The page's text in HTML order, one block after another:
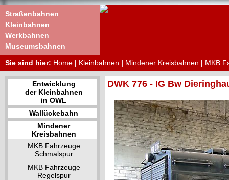
Straßenbahnen
Kleinbahnen
Werkbahnen
Museumsbahnen
Sie sind hier: Home | Kleinbahnen | Mindener Kreisbahnen | MKB
Entwicklung
der Kleinbahnen
in OWL
Wallückebahn
Mindener
Kreisbahnen
MKB Fahrzeuge
Schmalspur
MKB Fahrzeuge
Regelspur
DWK 776 - IG Bw